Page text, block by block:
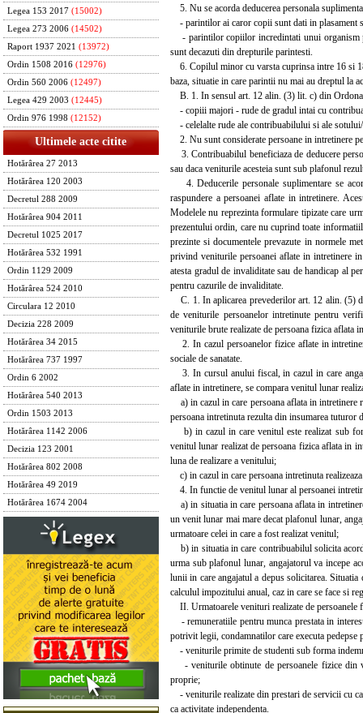
Legea 153 2017 (15002)
Legea 273 2006 (14502)
Raport 1937 2021 (13972)
Ordin 1508 2016 (12976)
Ordin 560 2006 (12497)
Legea 429 2003 (12445)
Ordin 976 1998 (12152)
Ultimele acte citite
Hotărârea 27 2013
Hotărârea 120 2003
Decretul 288 2009
Hotărârea 904 2011
Decretul 1025 2017
Hotărârea 532 1991
Ordin 1129 2009
Hotărârea 524 2010
Circulara 12 2010
Decizia 228 2009
Hotărârea 34 2015
Hotărârea 737 1997
Ordin 6 2002
Hotărârea 540 2013
Ordin 1503 2013
Hotărârea 1142 2006
Decizia 123 2001
Hotărârea 802 2008
Hotărârea 49 2019
Hotărârea 1674 2004
5. Nu se acorda deducerea personala
- parintilor ai caror copii sunt dati in plasament
- parintilor copiilor incredintati unui organism
sunt decazuti din drepturile parintesti.
6. Copilul minor cu varsta cuprinsa intre 16 si
baza, situatie in care parintii nu mai au dreptul la
B. 1. In sensul art. 12 alin. (3) lit. c) din
- copiii majori - rude de gradul intai cu
- celelalte rude ale contribuabilului si ale
2. Nu sunt considerate persoane in intretinere
3. Contribuabilul beneficiaza de deducere
sau daca veniturile acesteia sunt sub plafonul
4. Deducerile personale suplimentare se
raspundere a persoanei aflate in intretinere.
Modelele nu reprezinta formulare tipizate care
prezentului ordin, care nu cuprind toate
prezinte si documentele prevazute in normele
privind veniturile persoanei aflate in intretinere
atesta gradul de invaliditate sau de handicap al
pentru cazurile de invaliditate.
C. 1. In aplicarea prevederilor art. 12 alin. (5)
de veniturile persoanelor intretinute pentru
veniturile brute realizate de persoana fizica aflata
2. In cazul persoanelor fizice aflate in
sociale de sanatate.
3. In cursul anului fiscal, in cazul in care
aflate in intretinere, se compara venitul lunar
a) in cazul in care persoana aflata in intretinere
persoana intretinuta rezulta din insumarea tuturor
b) in cazul in care venitul este realizat sub
venitul lunar realizat de persoana fizica aflata in
luna de realizare a venitului;
c) in cazul in care persoana intretinuta
4. In functie de venitul lunar al persoanei
a) in situatia in care persoana aflata in
un venit lunar mai mare decat plafonul lunar,
urmatoare celei in care a fost realizat venitul;
b) in situatia in care contribuabilul solicita
urma sub plafonul lunar, angajatorul va incepe
lunii in care angajatul a depus solicitarea.
calculul impozitului anual, caz in care se face si
II. Urmatoarele venituri realizate de persoanele
- remuneratiile pentru munca prestata in
potrivit legii, condamnatilor care executa pedepse
- veniturile primite de studenti sub forma
- veniturile obtinute de persoanele fizice din
proprie;
- veniturile realizate din prestari de servicii cu
ca activitate independenta.